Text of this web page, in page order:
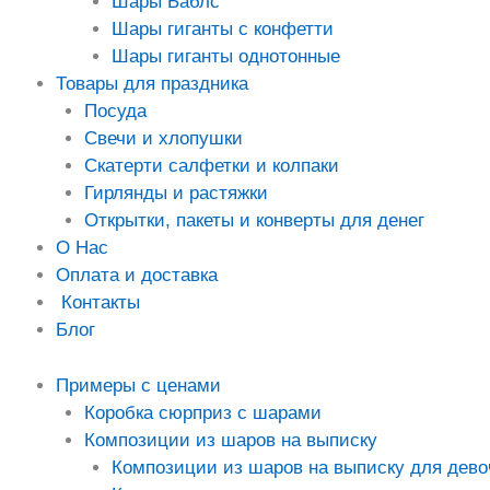
Шары гиганты с конфетти
Шары гиганты однотонные
Товары для праздника
Посуда
Свечи и хлопушки
Скатерти салфетки и колпаки
Гирлянды и растяжки
Открытки, пакеты и конверты для денег
О Нас
Оплата и доставка
Контакты
Блог
Примеры с ценами
Коробка сюрприз с шарами
Композиции из шаров на выписку
Композиции из шаров на выписку для